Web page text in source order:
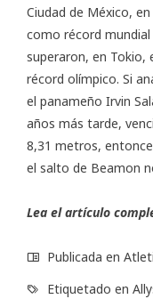
Ciudad de México,
como récord
superaron, en Tokio,
récord olímpico. Si
el panameño Irvin
años más tarde,
8,31 metros,
el salto de Beamon
Lea el artículo
Publicada en
Etiquetado en